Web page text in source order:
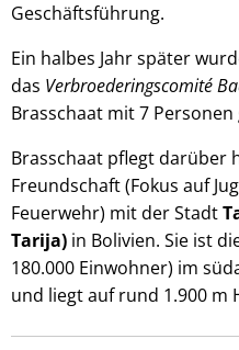
Geschäftsführung.
Ein halbes Jahr später
das Verbroederingscomité
Brasschaat mit 7
Brasschaat pflegt darüber
Freundschaft (Fokus auf
Feuerwehr) mit der Stadt
Tarija) in Bolivien. Sie ist
180.000 Einwohner) im
und liegt auf rund 1.900 m